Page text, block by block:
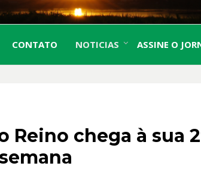
O Sertão em 1º
CONTATO NOTICIAS ASSINE O
Reino chega à sua